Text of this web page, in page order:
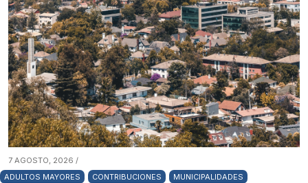
7 AGOSTO, 2026 /
ADULTOS MAYORES
CONTRIBUCIONES
MUNICIPALIDADES